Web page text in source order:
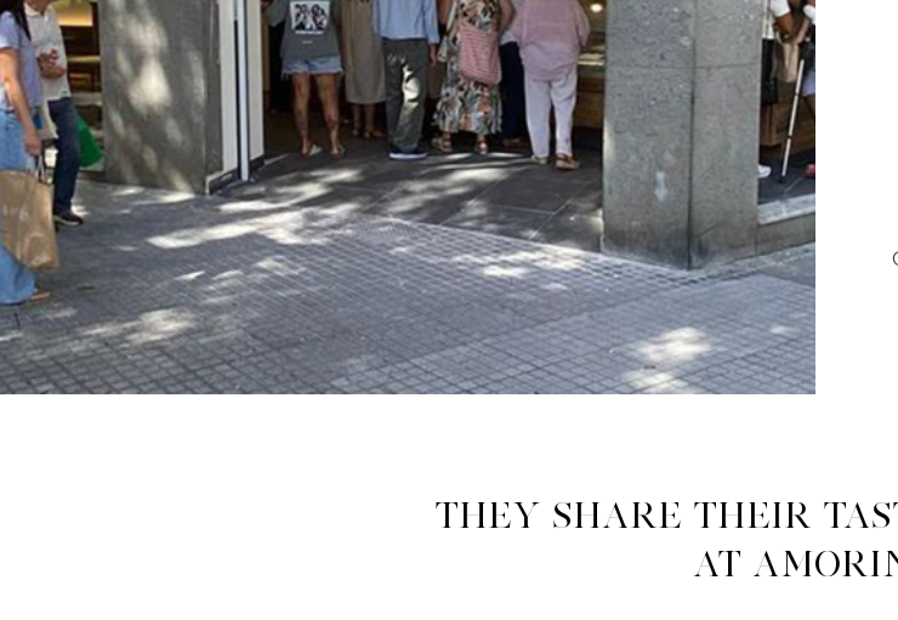
They share their
at